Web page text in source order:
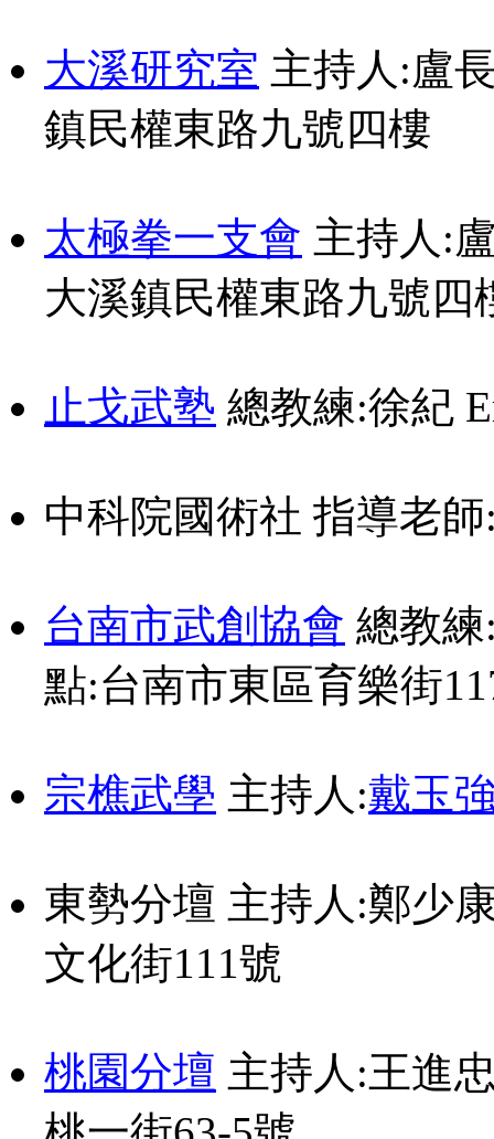
大溪研究室 主持人:盧
鎮民權東路九號四樓
太極拳一支會 主持人:
大溪鎮民權東路九號四
止戈武塾 總教練:徐紀
中科院國術社 指導老
台南市武創協會 總教練
點:台南市東區育樂街
宗樵武學 主持人:戴玉
東勢分壇 主持人:鄭少
文化街111號
桃園分壇 主持人:王進